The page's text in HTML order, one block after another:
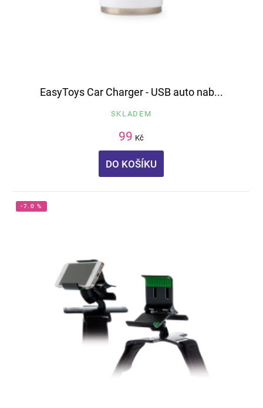
EasyToys Car Charger - USB auto nab...
SKLADEM
99 Kč
DO KOŠÍKU
-7.0 %